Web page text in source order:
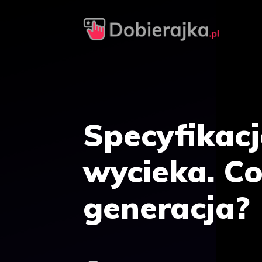
wycieka.
generacja?